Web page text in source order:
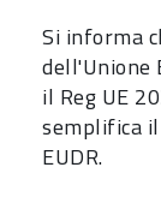
Si informa
dell'Unione
il Reg UE
semplifica
EUDR.